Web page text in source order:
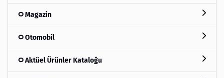
Magazin
Otomobil
Aktüel Ürünler Kataloğu